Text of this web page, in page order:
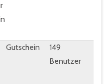
Gutschein
149
Benutzer